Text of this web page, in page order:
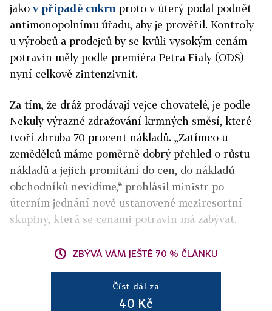
jakov případě cukru proto v úterý podal podnět
antimonopolnímu úřadu, aby je prověřil. Kontroly
u výrobců a prodejců by se kvůli vysokým cenám
potravin měly podle premiéra Petra Fialy (ODS)
nyní celkově zintenzivnit.
Za tím, že dráž prodávají vejce chovatelé, je podle
Nekuly výrazné zdražování krmných směsí, které
tvoří zhruba 70 procent nákladů. „Zatímco u
zemědělců máme poměrně dobrý přehled o růstu
nákladů a jejich promítání do cen, do nákladů
obchodníků nevidíme,“ prohlásil ministr po
úterním jednání nově ustanovené meziresortní
skupiny, která se cenami potravin má zabývat.
ZBÝVÁ VÁM JEŠTĚ 70 % ČLÁNKU
Číst dál za
40 Kč